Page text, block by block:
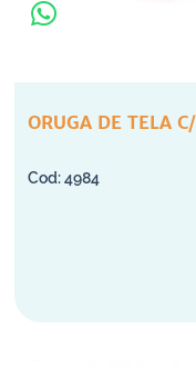
ORUGA DE TELA
4984